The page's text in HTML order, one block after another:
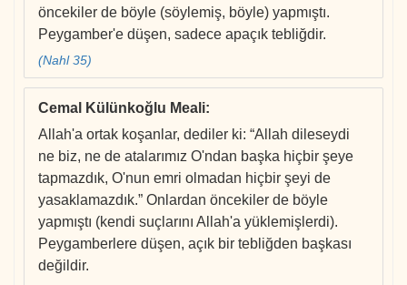
öncekiler de böyle (söylemiş, böyle) yapmıştı.
Peygamber'e düşen, sadece apaçık tebliğdir.
(Nahl 35)
Cemal Külünkoğlu Meali:
Allah'a ortak koşanlar, dediler ki: “Allah dileseydi
ne biz, ne de atalarımız O'ndan başka hiçbir şeye
tapmazdık, O'nun emri olmadan hiçbir şeyi de
yasaklamazdık.” Onlardan öncekiler de böyle
yapmıştı (kendi suçlarını Allah'a yüklemişlerdi).
Peygamberlere düşen, açık bir tebliğden başkası
değildir.